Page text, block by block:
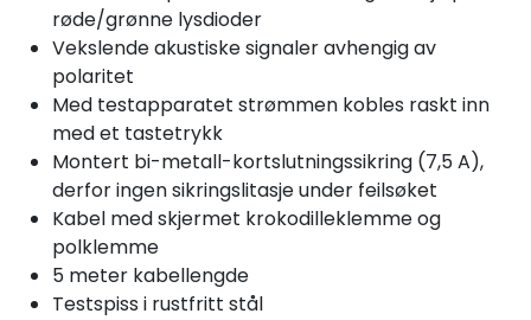
røde/grønne lysdioder
Vekslende akustiske signaler avhengig av
polaritet
Med testapparatet strømmen kobles raskt inn
med et tastetrykk
Montert bi-metall-kortslutningssikring (7,5 A),
derfor ingen sikringslitasje under feilsøket
Kabel med skjermet krokodilleklemme og
polklemme
5 meter kabellengde
Testspiss i rustfritt stål